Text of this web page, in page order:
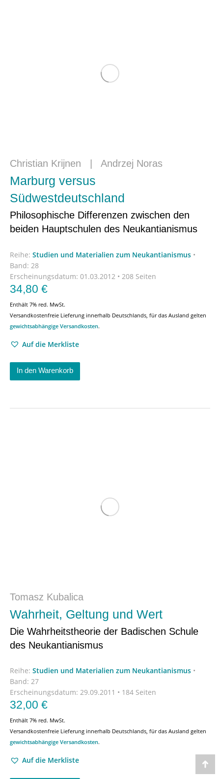
Christian Krijnen Andrzej Noras
Marburg versus
Südwestdeutschland
Philosophische Differenzen zwischen den
beiden Hauptschulen des Neukantianismus
Reihe: Studien und Materialien zum Neukantianismus •
Band: 28
Erscheinungsdatum: 01.03.2012 • 208 Seiten
34,80 €
Enthält 7% red. MwSt.
Versandkostenfreie Lieferung innerhalb Deutschlands, für das Ausland gelten
gewichtsabhängige Versandkosten.
Auf die Merkliste
In den Warenkorb
Tomasz Kubalica
Wahrheit, Geltung und Wert
Die Wahrheitstheorie der Badischen Schule
des Neukantianismus
Reihe: Studien und Materialien zum Neukantianismus •
Band: 27
Erscheinungsdatum: 29.09.2011 • 184 Seiten
32,00 €
Enthält 7% red. MwSt.
Versandkostenfreie Lieferung innerhalb Deutschlands, für das Ausland gelten
gewichtsabhängige Versandkosten.
Auf die Merkliste
Go